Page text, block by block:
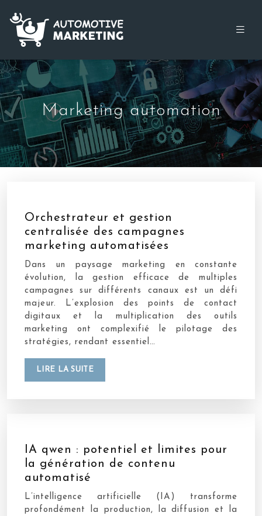
Marketing automation
Orchestrateur et gestion
centralisée des campagnes
marketing automatisées
Dans un paysage marketing en constante
évolution, la gestion efficace de multiples
campagnes sur différents canaux est un défi
majeur. L’explosion des points de contact
digitaux et la multiplication des outils
marketing ont complexifié le pilotage des
stratégies, rendant essentiel…
LIRE LA SUITE
IA qwen : potentiel et limites pour
la génération de contenu
automatisé
L’intelligence artificielle (IA) transforme
profondément la production, la diffusion et la